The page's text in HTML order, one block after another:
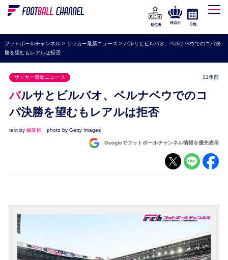
WEリーグ
海外サッカー
プレミアリーグ
ラ・リーガ
セリエA
ブンデスリーガ
UEFA
ナショナルチーム
順位表
得点王 日程
フットボールチャンネル> サッカー最新ニュース > バルサとビルバオ、ベルナベウでのコパ決
勝を望むもレアルは拒否
サッカー最新ニュース 11年前
バルサとビルバオ、ベルナベウでのコ
パ決勝を望むもレアルは拒否
text by 編集部 photo by Getty Images
Googleでフットボールチャンネル情報を優先表示